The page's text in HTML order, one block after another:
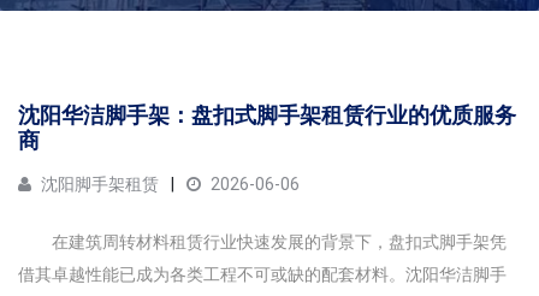
沈阳华洁脚手架：盘扣式脚手架租赁行业的优质服务
商
沈阳脚手架租赁 2026-06-06
在建筑周转材料租赁行业快速发展的背景下，盘扣式脚手架凭
借其卓越性能已成为各类工程不可或缺的配套材料。沈阳华洁脚手